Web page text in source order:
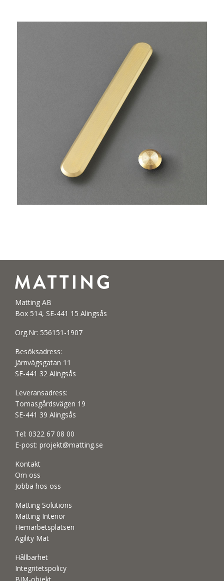
Matting AB
Box 514, SE-441 15 Alingsås
Org.Nr: 556151-1907
Besöksadress:
Järnvägsgatan 11
SE-441 32 Alingsås
Leveransadress:
Tomasgårdsvägen 19
SE-441 39 Alingsås
Tel: 0322 67 08 00
E-post: projekt@matting.se
Kontakt
Om oss
Jobba hos oss
Matting Solutions
Matting Interior
Hemarbetsplatsen
Agility Mat
Hållbarhet
Integritetspolicy